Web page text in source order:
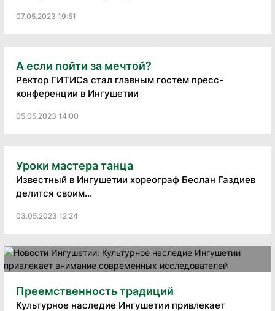
07.05.2023 19:51
А если пойти за мечтой?
Ректор ГИТИСа стал главным гостем пресс-
конференции в Ингушетии
05.05.2023 14:00
Уроки мастера танца
Известный в Ингушетии хореограф Беслан Газдиев
делится своим...
03.05.2023 12:24
Преемственность традиций
Культурное наследие Ингушетии привлекает